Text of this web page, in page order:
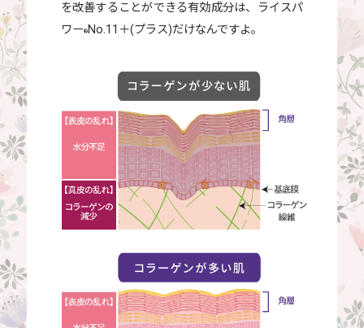
を改善することができる有効成分は、ライスパ
ワー®No.11＋(プラス)だけなんですよ。